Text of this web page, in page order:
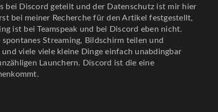
bei Discord geteilt und der Datenschutz ist mir hier
bei meiner Recherche für den Artikel festgestellt,
ist bei Teamspeak und bei Discord eben nicht.
Streaming, Bildschirm teilen und
viele viele kleine Dinge einfach unabdingbar
Launchern. Discord ist die eine